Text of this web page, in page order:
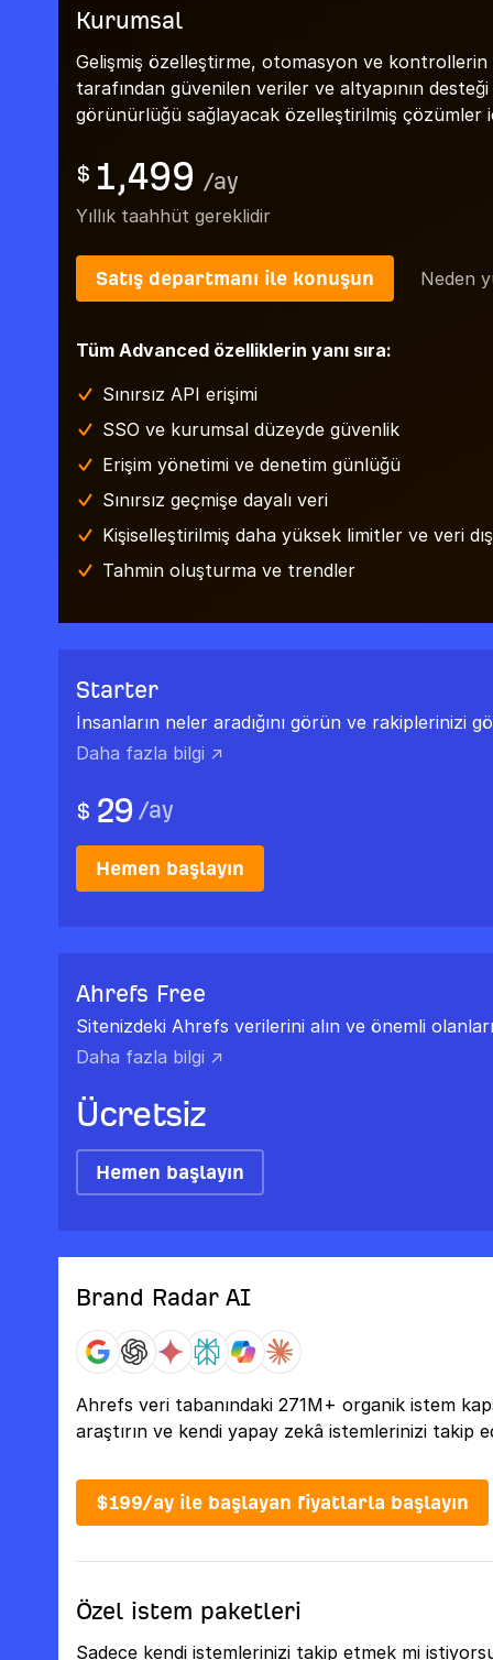
Kurumsal
Gelişmiş özelleştirme, otomasyon ve kontrollerin
tarafından güvenilen veriler ve altyapının
görünürlüğü sağlayacak özelleştirilmiş çözümler
$ 1,499 /ay
Yıllık taahhüt gereklidir
Satış departmanı ile konuşun Neden
Tüm Advanced özelliklerin yanı sıra:
Sınırsız API erişimi
SSO ve kurumsal düzeyde güvenlik
Erişim yönetimi ve denetim günlüğü
Sınırsız geçmişe dayalı veri
Kişiselleştirilmiş daha yüksek limitler ve veri
Tahmin oluşturma ve trendler
Starter
İnsanların neler aradığını görün ve rakiplerinizi
Daha fazla bilgi ↗
$ 29 /ay
Hemen başlayın
Ahrefs Free
Sitenizdeki Ahrefs verilerini alın ve önemli
Daha fazla bilgi ↗
Ücretsiz
Hemen başlayın
Brand Radar AI
Ahrefs veri tabanındaki 271M+ organik istem
araştırın ve kendi yapay zekâ istemlerinizi takip
$199/ay ile başlayan fiyatlarla başlayın
Özel istem paketleri
Sadece kendi istemlerinizi takip etmek mi